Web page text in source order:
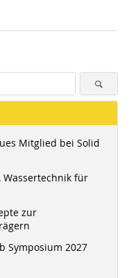
Mitglied bei Solid
Wassertechnik für
zur
Symposium 2027